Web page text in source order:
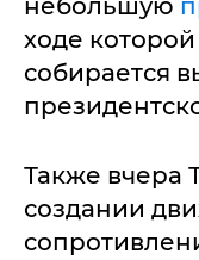
небольшую
ходе
собирается
Также вчера
создании